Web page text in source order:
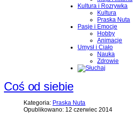
Kultura i Rozrywka
Kultura
Praska Nuta
Pasje i Emocje
Hobby
Animacje
Umysł i Ciało
Nauka
Zdrowie
Coś od siebie
Kategoria: Praska Nuta
Opublikowano: 12 czerwiec 2014